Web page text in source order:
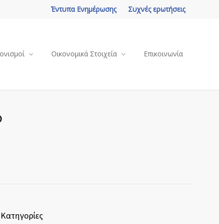
Συχνές ερωτήσεις
Έντυπα Ενημέρωσης
Οικονομικά Στοιχεία Επικοινωνία
Κατηγορίες